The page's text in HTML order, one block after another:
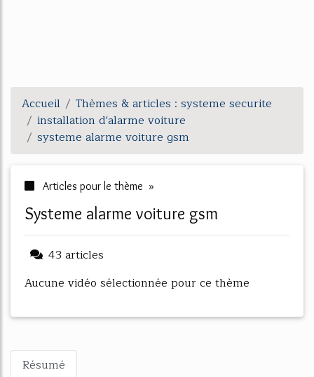
Accueil
Thèmes & articles : systeme securite
installation d'alarme voiture
systeme alarme voiture gsm
Articles pour le thème »
systeme alarme voiture gsm
43 articles
Aucune vidéo sélectionnée pour ce thème
Résumé